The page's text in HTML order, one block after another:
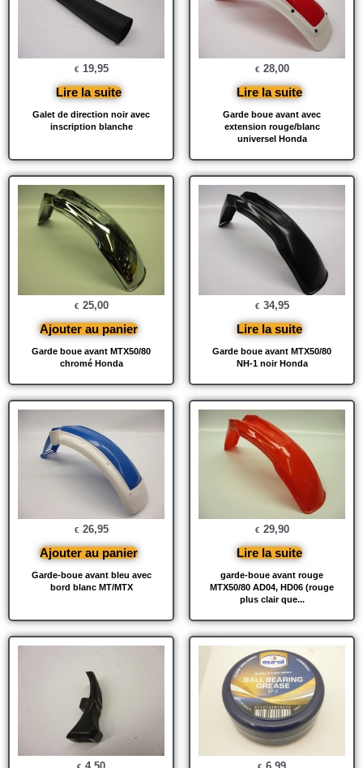
Galet de direction noir avec
inscription blanche
€ 19,95
Lire la suite
Garde boue avant avec
extension rouge/blanc
universel Honda
€ 28,00
Lire la suite
Garde boue avant MTX50/80
chromé Honda
€ 25,00
Ajouter au panier
Garde boue avant MTX50/80
NH-1 noir Honda
€ 34,95
Lire la suite
Garde-boue avant bleu avec
bord blanc MT/MTX
€ 26,95
Ajouter au panier
garde-boue avant rouge
MTX50/80 AD04, HD06 (rouge
plus clair que...
€ 29,90
Lire la suite